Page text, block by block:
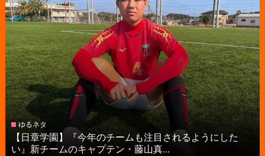
ゆるネタ
【日章学園】『今年のチームも注目されるようにした
い』新チームのキャプテン・藤山真...